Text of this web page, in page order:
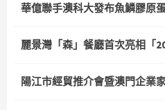
華億聯手澳科大發布魚鱗膠原
麗景灣「森」餐廳首次亮相「
陽江市經貿推介會暨澳門企業